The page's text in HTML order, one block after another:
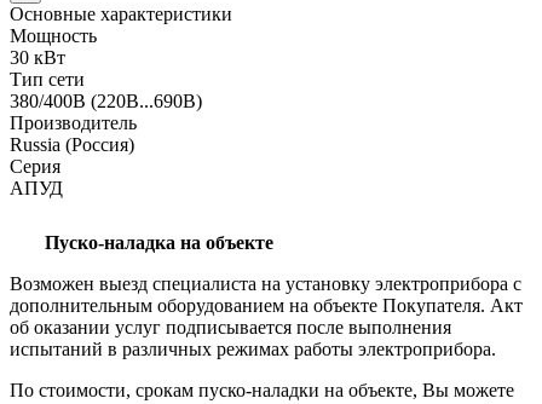
Основные характеристики
Мощность
30 кВт
Тип сети
380/400В (220В...690В)
Производитель
Russia (Россия)
Серия
АПУД
Пуско-наладка на объекте
Возможен выезд специалиста на установку электроприбора с
дополнительным оборудованием на объекте Покупателя. Акт
об оказании услуг подписывается после выполнения
испытаний в различных режимах работы электроприбора.
По стоимости, срокам пуско-наладки на объекте, Вы можете